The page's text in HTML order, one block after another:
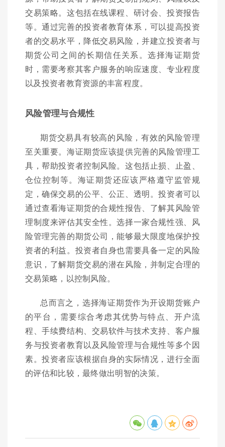
交易策略。这包括在线课程、研讨会、投资报告
等。通过完善的投资者教育体系，可以提高投资
者的交易水平，降低交易风险，并建立投资者与
期货公司之间的长期信任关系。选择海证期货
时，需要考察其客户服务的响应速度、专业程度
以及投资者教育资源的丰富程度。
风险管理与合规性
期货交易具有较高的风险，有效的风险管理
至关重要。海证期货应该提供完善的风险管理工
具，帮助投资者控制风险。这包括止损、止盈、
仓位控制等。海证期货还应该严格遵守监管规
定，确保交易的公平、公正、透明。投资者可以
通过查看海证期货的合规性报告、了解其风险管
理制度来评估其安全性。选择一家合规性强、风
险管理完善的期货公司，能够最大限度地保护投
资者的利益。投资者自身也需要具备一定的风险
意识，了解期货交易的潜在风险，并制定合理的
交易策略，以控制风险。
总而言之，选择海证期货作为开设期货账户
的平台，需要综合考虑其优势与特点、开户流
程、手续费结构、交易软件与技术支持、客户服
务与投资者教育以及风险管理与合规性等多个因
素。投资者应该根据自身的实际情况，进行全面
的评估和比较，最终做出明智的决策。